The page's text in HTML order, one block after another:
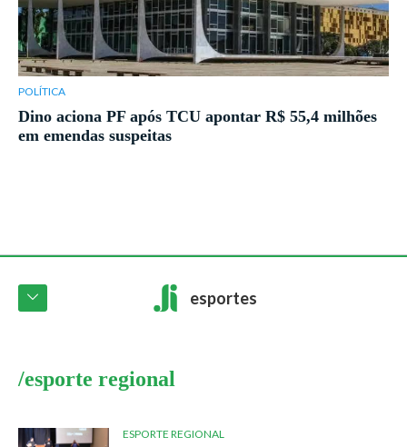
POLÍTICA
Dino aciona PF após TCU apontar R$ 55,4 milhões
em emendas suspeitas
esportes
/esporte regional
ESPORTE REGIONAL